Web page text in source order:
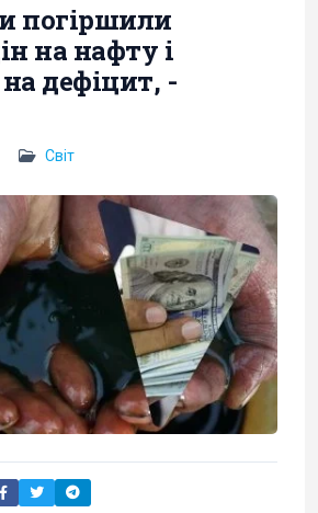
погіршили
на нафту і
дефіцит, -
Світ